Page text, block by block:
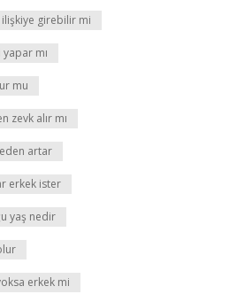
ilişkiye girebilir mi
mı
mu
zevk alır mı
artar
erkek ister
yaş nedir
erkek mi